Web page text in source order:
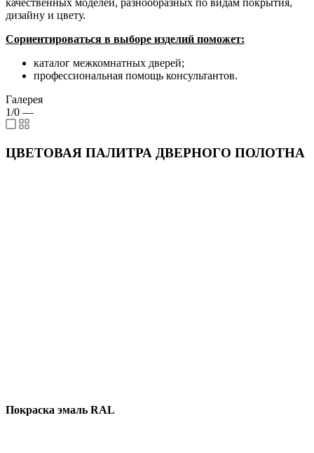
качественных моделей, разнообразных по видам покрытия,
дизайну и цвету.
Сориентироваться в выборе изделий поможет:
каталог межкомнатных дверей;
профессиональная помощь консультантов.
Галерея
1/0 —
ЦВЕТОВАЯ ПАЛИТРА ДВЕРНОГО ПОЛОТНА
Покраска эмаль RAL